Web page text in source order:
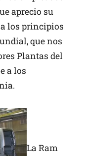
aprecio su
los principios
que nos
Plantas del
a los
La Ram